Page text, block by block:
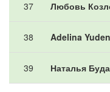
37 Любовь
38 Adelina
39 Наталья